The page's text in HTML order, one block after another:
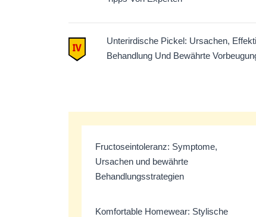
Unterirdische Pickel: Ursachen,
Behandlung Und Bewährte
Fructoseintoleranz: Symptome,
Ursachen und bewährte
Behandlungsstrategien
Komfortable Homewear: Stylische